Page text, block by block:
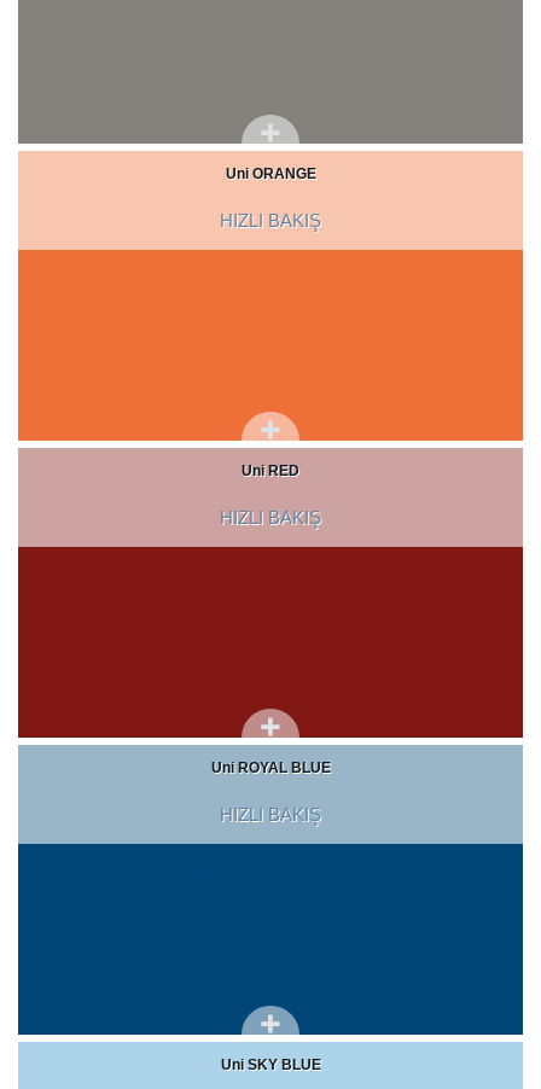
Uni ORANGE
HIZLI BAKIŞ
Uni RED
HIZLI BAKIŞ
Uni ROYAL BLUE
HIZLI BAKIŞ
Uni SKY BLUE